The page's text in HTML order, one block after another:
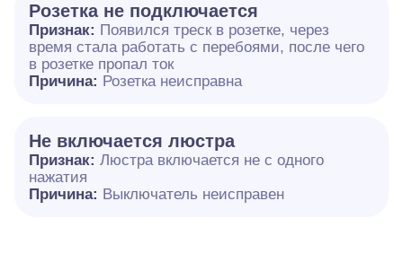
Розетка не подключается
Признак: Появился треск в розетке, через
время стала работать с перебоями, после чего
в розетке пропал ток
Причина: Розетка неисправна
Не включается люстра
Признак: Люстра включается не с одного
нажатия
Причина: Выключатель неисправен